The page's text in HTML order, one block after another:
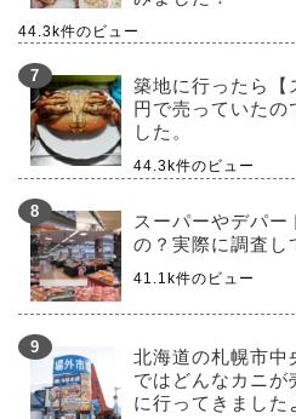
44.3k件のビュー
築地に行ったら【
円で売っていたの
した。
44.3k件のビュー
スーパーやデパー
の？実際に調査し
41.1k件のビュー
北海道の札幌市中
ではどんなカニが
に行ってきました